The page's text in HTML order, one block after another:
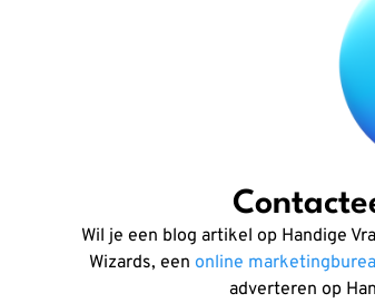
Wil je een blog artikel op Handige
Wizards, een online
adverteren op